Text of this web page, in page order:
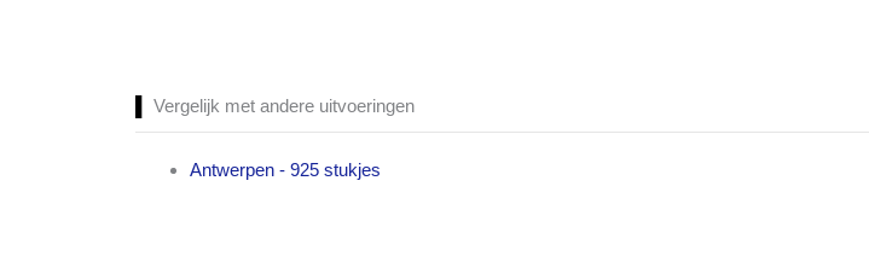
Vergelijk met andere uitvoeringen
Antwerpen - 925 stukjes